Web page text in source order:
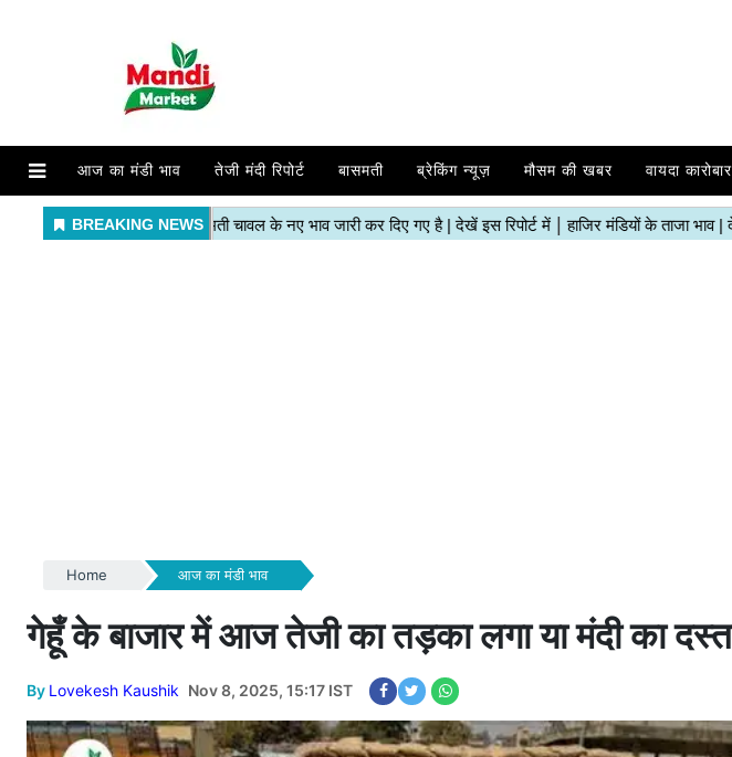
आज का मंडी भाव तेजी मंदी रिपोर्ट बासमती ब्रेकिंग न्यूज़ मौसम की खबर वायदा कारोबार
Home आज का मंडी भाव
गेहूँ के बाजार में आज तेजी का तड़का लगा या मंदी का
By Lovekesh Kaushik Nov 8, 2025, 15:17 IST